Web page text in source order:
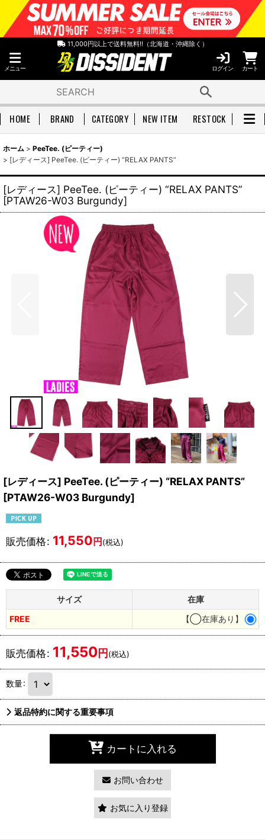
11,000円以上で送料無料!!（北海道・沖縄除く）
メニュー ログイン カート
HOME BRAND CATEGORY NEW ITEM RESTOCK
ホーム > PeeTee. (ピーティー)
> [レディース] PeeTee. (ピーティー) “RELAX PANTS”
[レディース] PeeTee. (ピーティー) “RELAX PANTS”
[PTAW26-W03 Burgundy]
[レディース] PeeTee. (ピーティー) “RELAX PANTS”
[PTAW26-W03 Burgundy]
販売価格: 11,550円(税込)
サイズ
在庫
FREE
【◯在庫あり】
販売価格: 11,550円(税込)
数量:
返品特約に関する重要事項
カートに入れる
お問い合わせ
お気に入り登録